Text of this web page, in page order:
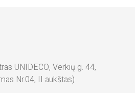
UNIDECO, Verkių g. 44,
Nr.04, II aukštas)